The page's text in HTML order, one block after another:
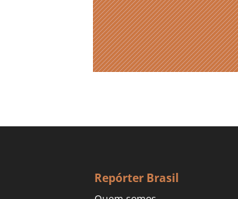
Repórter Brasil